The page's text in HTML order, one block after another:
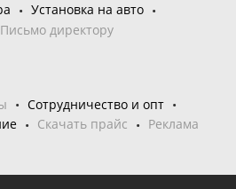
Установка на авто
Письмо директору
Сотрудничество и опт
Скачать прайс Реклама